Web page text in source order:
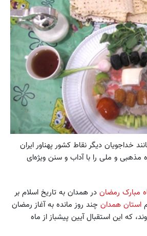
خداجویان دیگر نقاط کشور پهناور ایران
مذهبی و ملی را با آداب و سنن ویژه‌ای
مبارک رمضان در همدان به تاریخ اسلام بر
استان همدان چند روز مانده به آغاز رمضان
که این استقبال آیین پیشباز از ماه